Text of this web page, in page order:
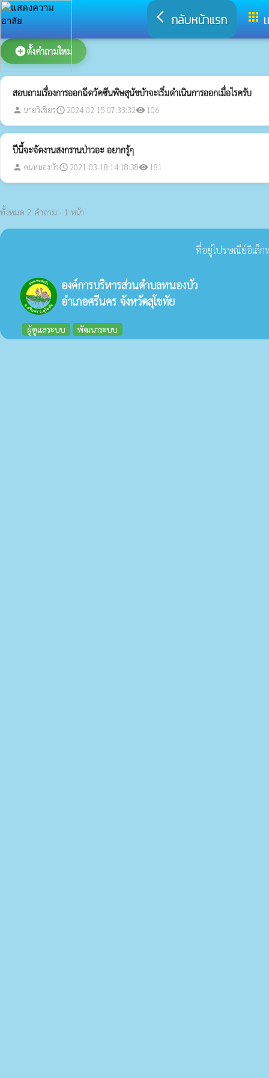
arrow_back_ios กลับหน้าแรก apps
add_circleตั้งคำถามใหม่
สอบถามเรื่องการออกฉีดวัคซีนพิษสุนัขบ้าจะเริ่มดำเนินการออกเมื่อไรครับ
person นายวิเชียรschedule 2024-02-15 07:33:32visibility 106
ปีนี้จะจัดงานสงกรานป่าวอะ อยากรู้ๆ
person คนหนองบัวschedule 2021-03-18 14:18:38visibility 181
ทั้งหมด 2 คำถาม · 1 หน้า
ที่อยู่ไปรษณีย์อิเล็ก
องค์การบริหารส่วนตำบลหนองบัว
อำเภอศรีนคร จังหวัดสุโขทัย
ผู้ดูแลระบบ พัฒนาระบบ